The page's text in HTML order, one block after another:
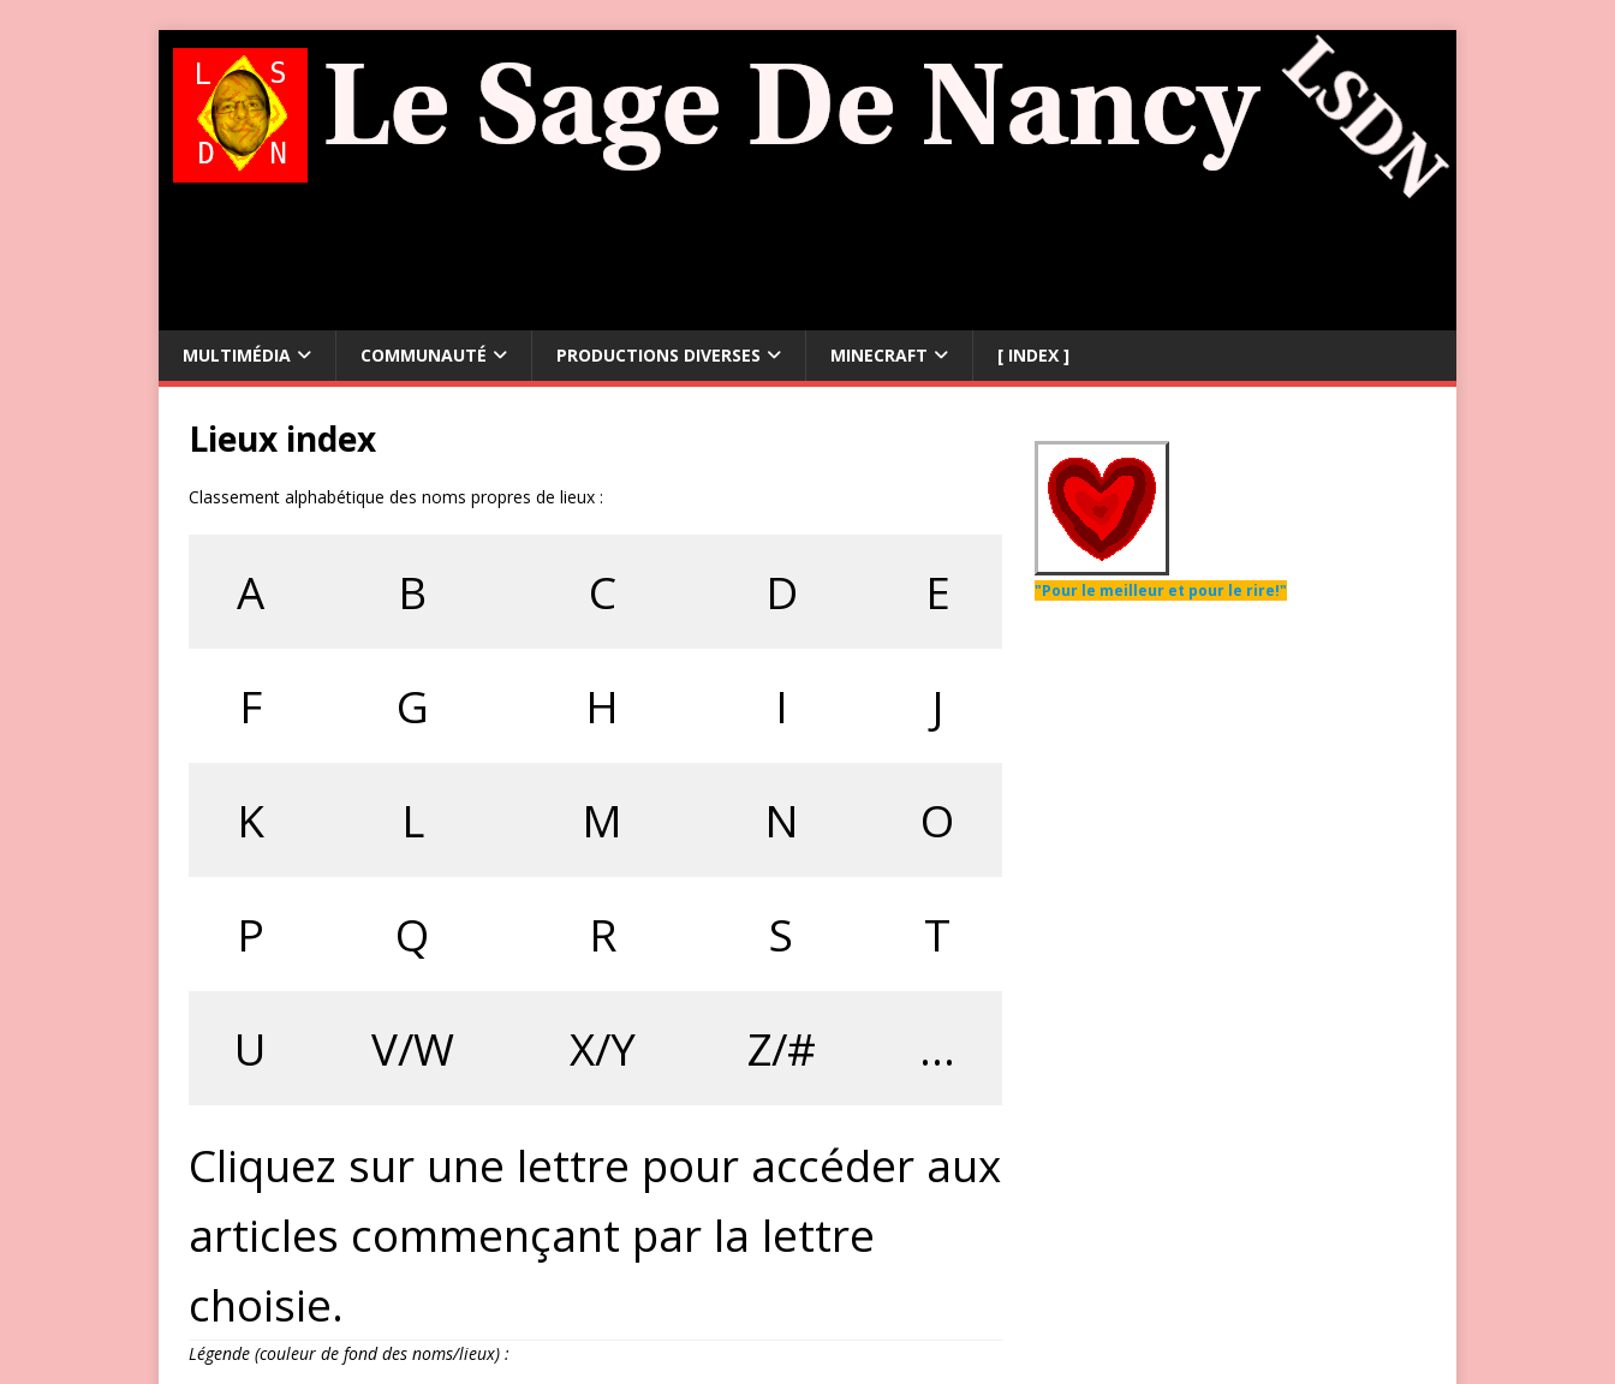
MULTIMÉDIA COMMUNAUTÉ PRODUCTIONS DIVERSES MINECRAFT [ INDEX ]
Lieux index
Classement alphabétique des noms propres de lieux :
A B C D
E
F
G H I
J
K
L M N
O
P
Q R S
T
U
V/W X/Y Z/#
…
Cliquez sur une lettre pour accéder aux
articles commençant par la lettre
choisie.
Légende (couleur de fond des noms/lieux) :
"Pour le meilleur et pour le rire!"